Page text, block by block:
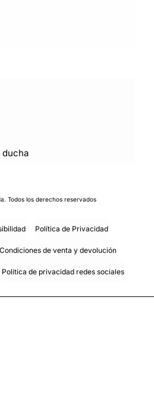
ducha
Política de Privacidad
Condiciones de venta y devolución
Politica de privacidad redes sociales
Todos los derechos reservados